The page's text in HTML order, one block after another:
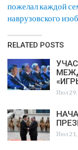
пожелал каждой
наврузовского
RELATED POSTS
Июл
Июл